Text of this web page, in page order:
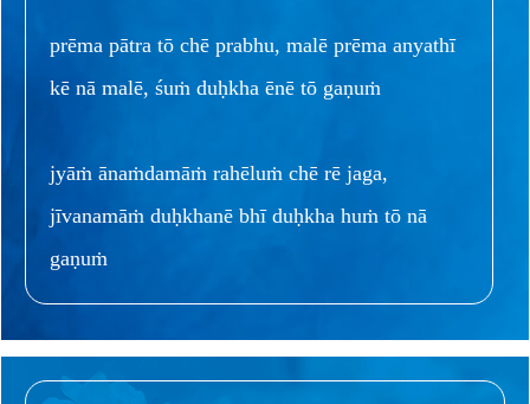
prēma pātra tō chē prabhu, malē prēma anyathī
kē nā malē, śuṁ duḥkha ēnē tō gaṇuṁ
jyāṁ ānaṁdamāṁ rahēluṁ chē rē jaga,
jīvanamāṁ duḥkhanē bhī duḥkha huṁ tō nā
gaṇuṁ